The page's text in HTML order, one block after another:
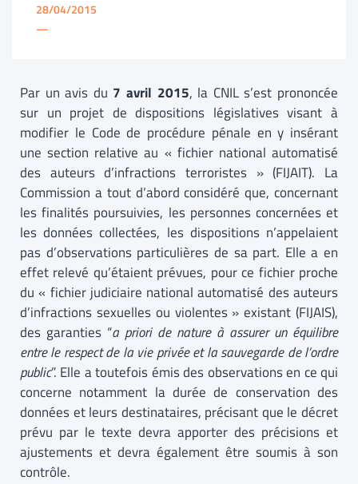
28/04/2015
—
Par un avis du 7 avril 2015, la CNIL s’est prononcée
sur un projet de dispositions législatives visant à
modifier le Code de procédure pénale en y insérant
une section relative au « fichier national automatisé
des auteurs d’infractions terroristes » (FIJAIT). La
Commission a tout d’abord considéré que, concernant
les finalités poursuivies, les personnes concernées et
les données collectées, les dispositions n’appelaient
pas d’observations particulières de sa part. Elle a en
effet relevé qu’étaient prévues, pour ce fichier proche
du « fichier judiciaire national automatisé des auteurs
d’infractions sexuelles ou violentes » existant (FIJAIS),
des garanties “a priori de nature à assurer un équilibre
entre le respect de la vie privée et la sauvegarde de l’ordre
public”. Elle a toutefois émis des observations en ce qui
concerne notamment la durée de conservation des
données et leurs destinataires, précisant que le décret
prévu par le texte devra apporter des précisions et
ajustements et devra également être soumis à son
contrôle.